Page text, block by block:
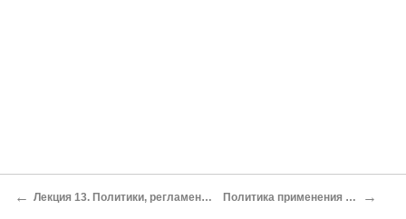
← Лекция 13. Политики, регламент и процедуры PKI Политика применения сертификатов →